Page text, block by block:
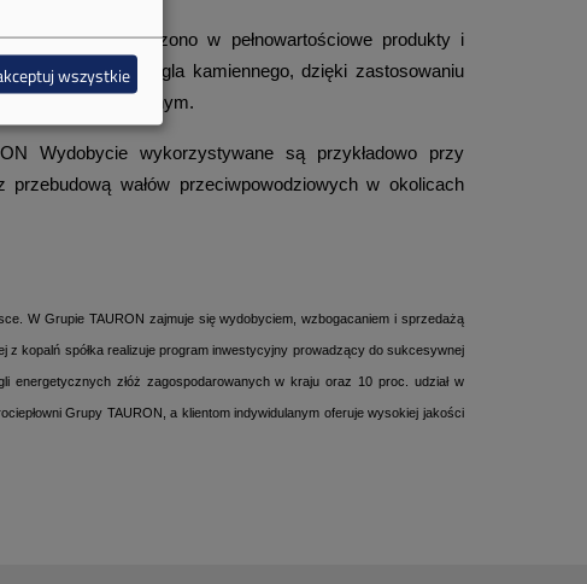
przetworzono w pełnowartościowe produkty i
wydobycia węgla kamiennego, dzięki zastosowaniu
i hydrotechnicznym.
Wydobycie wykorzystywane są przykładowo przy
wałów przeciwpowodziowych w okolicach
W Grupie TAURON zajmuje sięwydobyciem, wzbogacaniem i sprzedażą
kopalń spółka realizuje program inwestycyjny prowadzący do sukcesywnej
energetycznych złóż zagospodarowanych w kraju oraz 10 proc. udział w
Grupy TAURON, a klientom indywidulanym oferuje wysokiej jakości
wszystkie